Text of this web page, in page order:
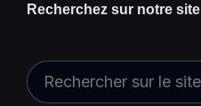
Recherchez sur notre site